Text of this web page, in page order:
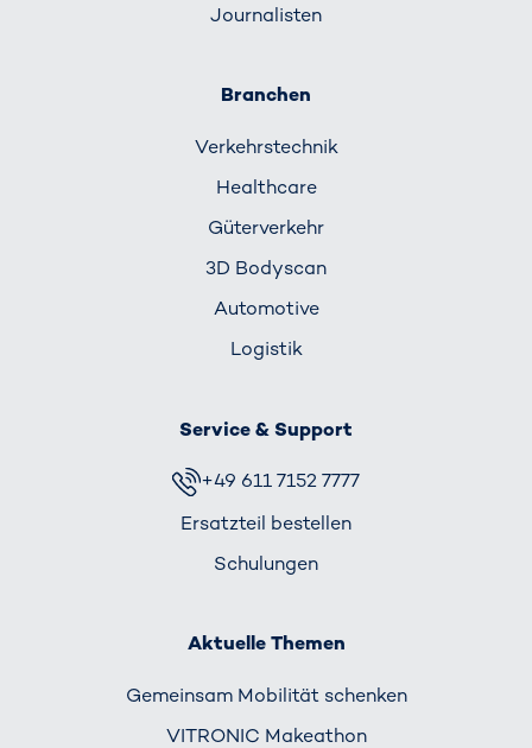
Journalisten
Branchen
Verkehrs­technik
Healthcare
Güterverkehr
3D Bodyscan
Automotive
Logistik
Service & Support
+49 611 7152 7777
Ersatzteil bestellen
Schulungen
Aktuelle Themen
Gemeinsam Mobilität schenken
VITRONIC Makeathon